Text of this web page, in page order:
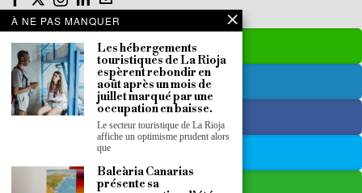
À NE PAS MANQUER
Les hébergements
touristiques de La Rioja
espèrent rebondir en
août après un mois de
juillet marqué par une
occupation en baisse.
Le secteur touristique de La Rioja
affiche un optimisme prudent alors
que
Baleària Canarias
présente sa